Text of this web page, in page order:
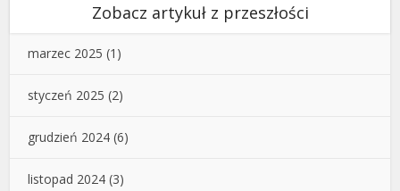
Zobacz artykuł z przeszłości
marzec 2025 (1)
styczeń 2025 (2)
grudzień 2024 (6)
listopad 2024 (3)